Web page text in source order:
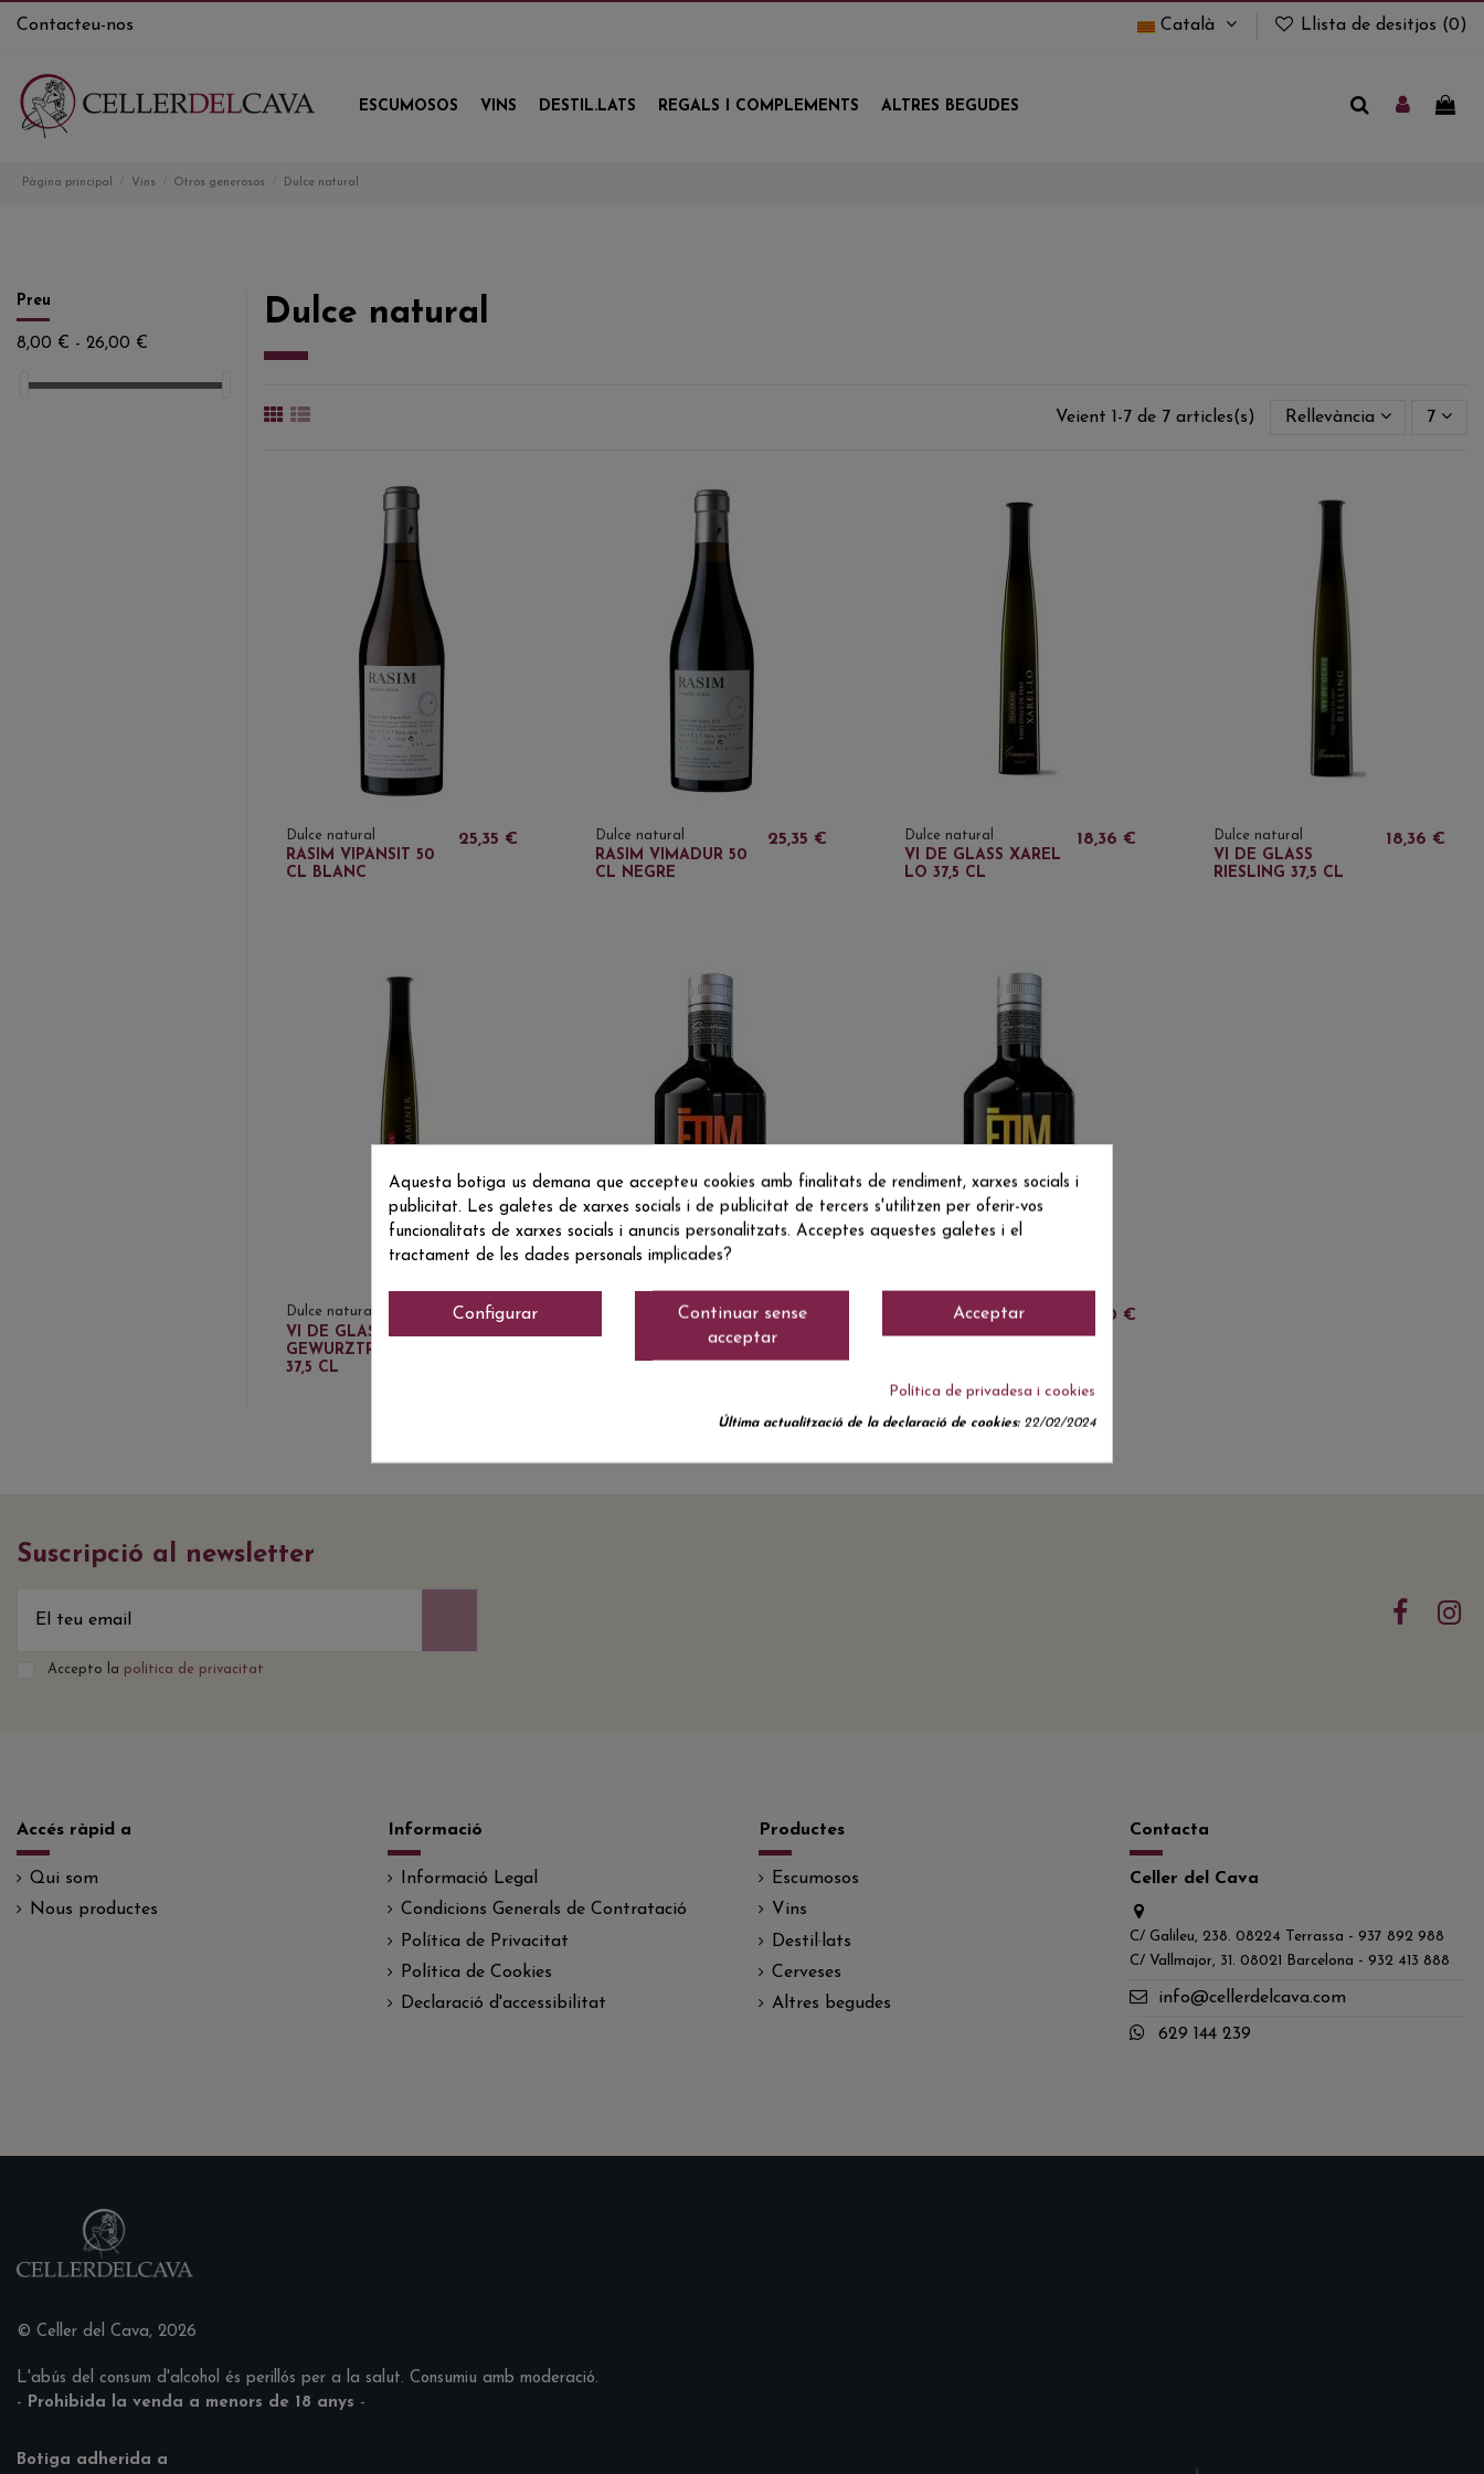
Contacteu-nos Català Llista de desitjos (0)
ESCUMOSOS VINS DESTIL.LATS REGALS I COMPLEMENTS ALTRES BEGUDES
Pàgina principal Vins Otros generosos Dulce natural
Dulce natural
Veient 1-7 de 7 articles(s) Rellevància 7
Dulce natural
RASIM VIPANSIT 50
CL BLANC
25,35 € Dulce natural
RASIM VIMADUR 50
CL NEGRE
25,35 € Dulce natural
VI DE GLASS XAREL
LO 37,5 CL
18,36 € Dulce natural
VI DE GLASS
RIESLING 37,5 CL
18,36 €
Dulce natural
VI DE GLASS
GEWURZTRAMINER
37,5 CL
18,36 € Dulce natural
ETIM TARDANA
8,70 € Dulce natural
ETIM TARDANA
8,70 €
Preu
8,00 € - 26,00 €
Suscripció al newsletter
Accepto la política de privacitat
Accés ràpid a
Qui som
Nous productes
Informació
Informació Legal
Condicions Generals de Contratació
Política de Privacitat
Política de Cookies
Declaració d'accessibilitat
Productes
Escumosos
Vins
Destil·lats
Cerveses
Altres begudes
Contacta
Celler del Cava
C/ Galileu, 238. 08224 Terrassa - 937 892 988
C/ Vallmajor, 31. 08021 Barcelona - 932 413 888
info@cellerdelcava.com
629 144 239
© Celler del Cava, 2026
L'abús del consum d'alcohol és perillós per a la salut. Consumiu amb moderació.
- Prohibida la venda a menors de 18 anys -
Botiga adherida a
Aquesta botiga us demana que accepteu cookies amb finalitats de rendiment, xarxes socials i
publicitat. Les galetes de xarxes socials i de publicitat de tercers s'utilitzen per oferir-vos
funcionalitats de xarxes socials i anuncis personalitzats. Acceptes aquestes galetes i el
tractament de les dades personals implicades?
Acceptar
Continuar sense
acceptar
Configurar
Política de privadesa i cookies
Última actualització de la declaració de cookies:22/02/2024